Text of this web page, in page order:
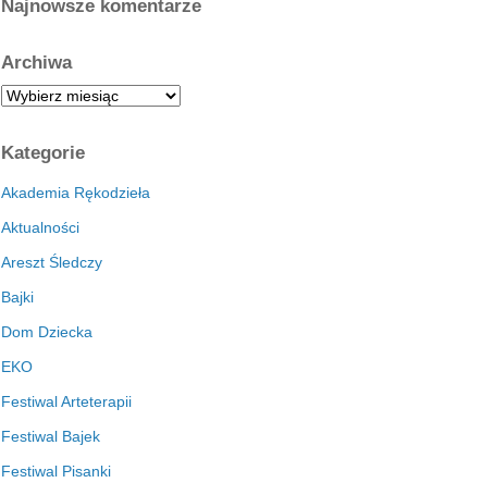
Najnowsze komentarze
Archiwa
A
h
i
a
Kategorie
Akademia Rękodzieła
Aktualności
Areszt Śledczy
Bajki
Dom Dziecka
EKO
Festiwal Arteterapii
Festiwal Bajek
Festiwal Pisanki